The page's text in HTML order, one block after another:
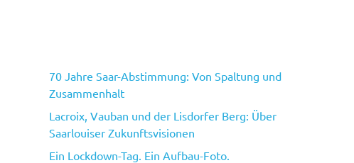
70 Jahre Saar-Abstimmung: Von Spaltung und
Zusammenhalt
Lacroix, Vauban und der Lisdorfer Berg: Über
Saarlouiser Zukunftsvisionen
Ein Lockdown-Tag. Ein Aufbau-Foto.